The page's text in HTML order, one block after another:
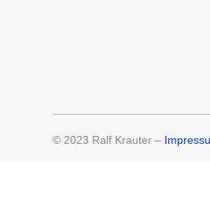
© 2023 Ralf Krauter –